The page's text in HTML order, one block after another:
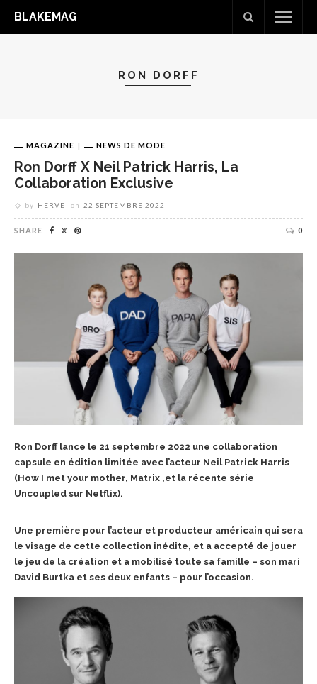
BLAKEMAG
RON DORFF
MAGAZINE NEWS DE MODE
Ron Dorff X Neil Patrick Harris, La
Collaboration Exclusive
by HERVE on 22 SEPTEMBRE 2022
SHARE 0
Ron Dorff lance le 21 septembre 2022 une collaboration
capsule en édition limitée avec l’acteur Neil Patrick Harris
(How I met your mother, Matrix ,et la récente série
Uncoupled sur Netflix).
Une première pour l’acteur et producteur américain qui sera
le visage de cette collection inédite, et a accepté de jouer
le jeu de la création et a mobilisé toute sa famille – son mari
David Burtka et ses deux enfants – pour l’occasion.